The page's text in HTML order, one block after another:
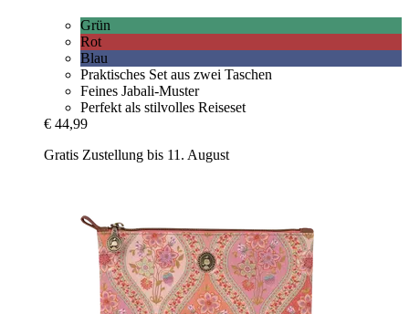
Grün
Rot
Blau
Praktisches Set aus zwei Taschen
Feines Jabali-Muster
Perfekt als stilvolles Reiseset
€ 44,99
Gratis Zustellung bis 11. August